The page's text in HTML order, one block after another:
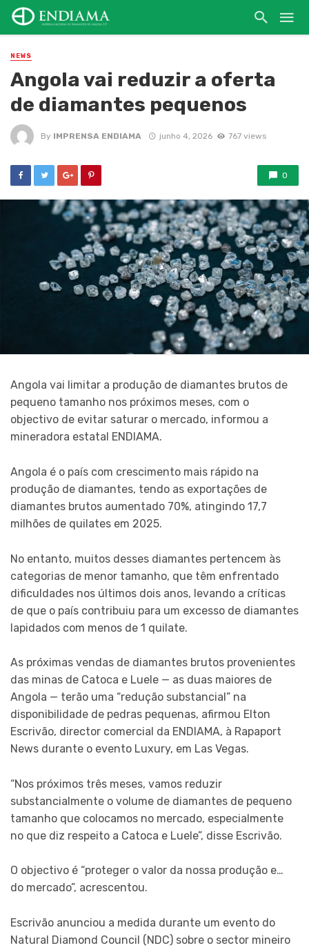
NEWS
Angola vai reduzir a oferta
de diamantes pequenos
By IMPRENSA ENDIAMA junho 4, 2026 767 views
0
Angola vai limitar a produção de diamantes brutos de
pequeno tamanho nos próximos meses, com o
objectivo de evitar saturar o mercado, informou a
mineradora estatal ENDIAMA.
Angola é o país com crescimento mais rápido na
produção de diamantes, tendo as exportações de
diamantes brutos aumentado 70%, atingindo 17,7
milhões de quilates em 2025.
No entanto, muitos desses diamantes pertencem às
categorias de menor tamanho, que têm enfrentado
dificuldades nos últimos dois anos, levando a críticas
de que o país contribuiu para um excesso de diamantes
lapidados com menos de 1 quilate.
As próximas vendas de diamantes brutos provenientes
das minas de Catoca e Luele — as duas maiores de
Angola — terão uma “redução substancial” na
disponibilidade de pedras pequenas, afirmou Elton
Escrivão, director comercial da ENDIAMA, à Rapaport
News durante o evento Luxury, em Las Vegas.
“Nos próximos três meses, vamos reduzir
substancialmente o volume de diamantes de pequeno
tamanho que colocamos no mercado, especialmente
no que diz respeito a Catoca e Luele”, disse Escrivão.
O objectivo é “proteger o valor da nossa produção e…
do mercado”, acrescentou.
Escrivão anunciou a medida durante um evento do
Natural Diamond Council (NDC) sobre o sector mineiro